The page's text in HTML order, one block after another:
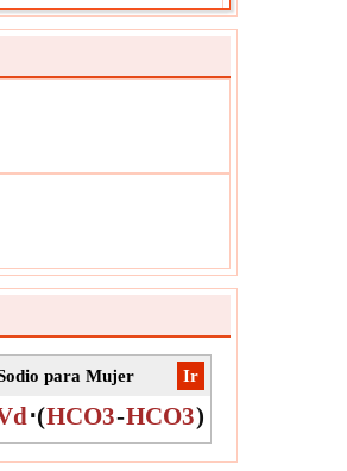
​Ir
para Mujer
⋅(HCO3-HCO3)